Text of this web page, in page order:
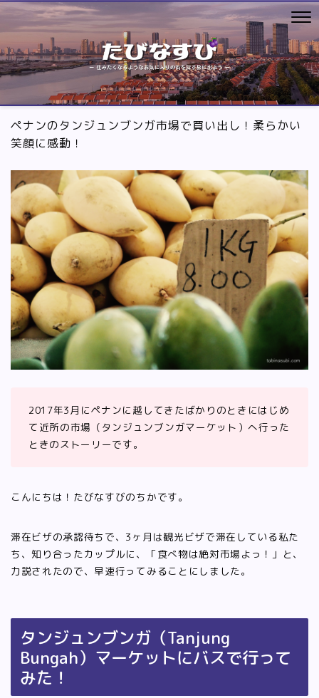
ペナンのタンジュンブンガ市場で買い出し！柔らかい
笑顔に感動！
2017年3月にペナンに越してきたばかりのときにはじめ
て近所の市場（タンジュンブンガマーケット）へ行った
ときのストーリーです。
こんにちは！たびなすびのちかです。
滞在ビザの承認待ちで、3ヶ月は観光ビザで滞在している私た
ち、知り合ったカップルに、「食べ物は絶対市場よっ！」と、
力説されたので、早速行ってみることにしました。
タンジュンブンガ（Tanjung
Bungah）マーケットにバスで行って
みた！